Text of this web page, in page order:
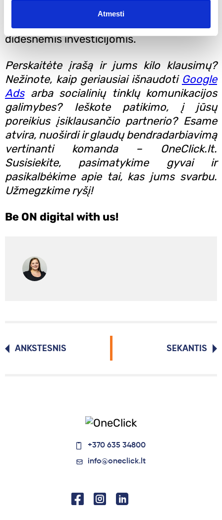
Atmesti
dėmesio, todėl norint gerų ir lūkesčius
atitinkančių rezultatų reikia pasirūpinti ir
didesnėmis investicijomis.
Perskaitėte įrašą ir jums kilo klausimų?
Nežinote, kaip geriausiai išnaudoti Google
Adsarba socialinių tinklų komunikacijos
galimybes? Ieškote patikimo, į jūsų
poreikius įsiklausančio partnerio? Esame
atvira, nuoširdi ir glaudų bendradarbiavimą
vertinanti komanda – OneClick.lt.
Susisiekite, pasimatykime gyvai ir
pasikalbėkime apie tai, kas jums svarbu.
Užmegzkime ryšį!
Be ON digital with us!
ANKSTESNIS SEKANTIS
+370 635 34800
info@oneclick.lt